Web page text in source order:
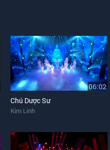
06:02
Chú Dược Sư
Kim Linh